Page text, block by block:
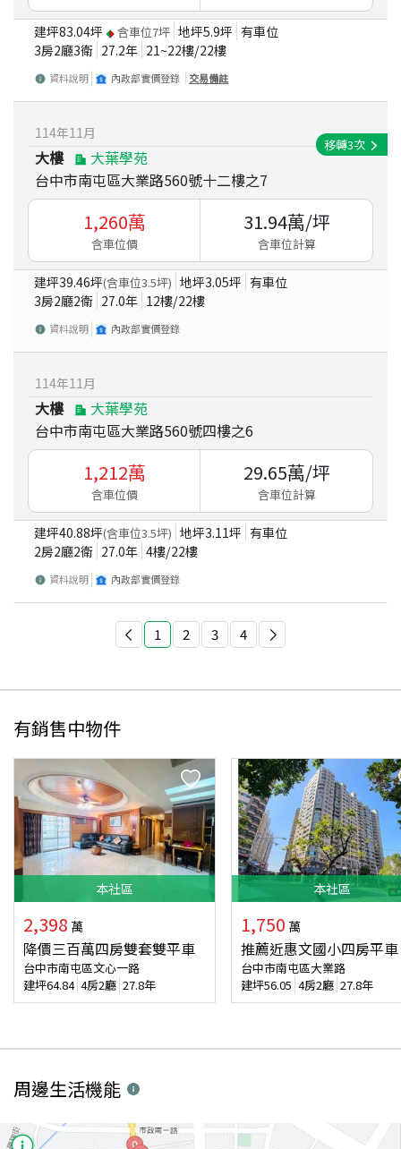
建坪83.04坪 含車位7坪 地坪5.9坪 有車位
3房2廳3衛 27.2年 21~22樓/22樓
資料說明 內政部實價登錄 交易備註
114年11月
大樓
大葉學苑
台中市南屯區大業路560號十二樓之7
移轉3次
1,260萬
含車位價
31.94萬/坪
含車位計算
建坪39.46坪(含車位3.5坪) 地坪3.05坪 有車位
3房2廳2衛 27.0年 12樓/22樓
資料說明 內政部實價登錄
114年11月
大樓
大葉學苑
台中市南屯區大業路560號四樓之6
1,212萬
含車位價
29.65萬/坪
含車位計算
建坪40.88坪(含車位3.5坪) 地坪3.11坪 有車位
2房2廳2衛 27.0年 4樓/22樓
資料說明 內政部實價登錄
1 2 3 4
有銷售中物件
本社區
2,398 萬
降價三百萬四房雙套雙平車
台中市南屯區文心一路
建坪64.84 4房2廳 27.8年
本社區
1,750 萬
推薦近惠文國小四房平車
台中市南屯區大業路
建坪56.05 4房2廳 27.8年
周邊生活機能